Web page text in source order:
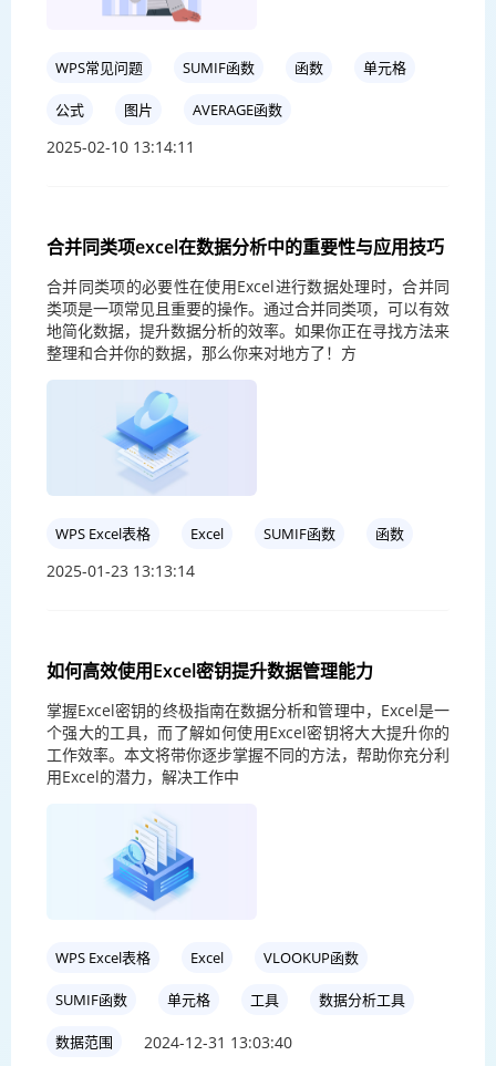
WPS常见问题 SUMIF函数 函数 单元格
公式 图片 AVERAGE函数
2025-02-10 13:14:11
合并同类项excel在数据分析中的重要性与应用技巧
合并同类项的必要性在使用Excel进行数据处理时，合并同
类项是一项常见且重要的操作。通过合并同类项，可以有效
地简化数据，提升数据分析的效率。如果你正在寻找方法来
整理和合并你的数据，那么你来对地方了！方
WPS Excel表格 Excel SUMIF函数 函数
2025-01-23 13:13:14
如何高效使用Excel密钥提升数据管理能力
掌握Excel密钥的终极指南在数据分析和管理中，Excel是一
个强大的工具，而了解如何使用Excel密钥将大大提升你的
工作效率。本文将带你逐步掌握不同的方法，帮助你充分利
用Excel的潜力，解决工作中
WPS Excel表格 Excel VLOOKUP函数
SUMIF函数 单元格 工具 数据分析工具
数据范围 2024-12-31 13:03:40